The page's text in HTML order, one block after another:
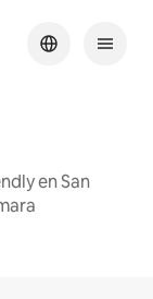
en San